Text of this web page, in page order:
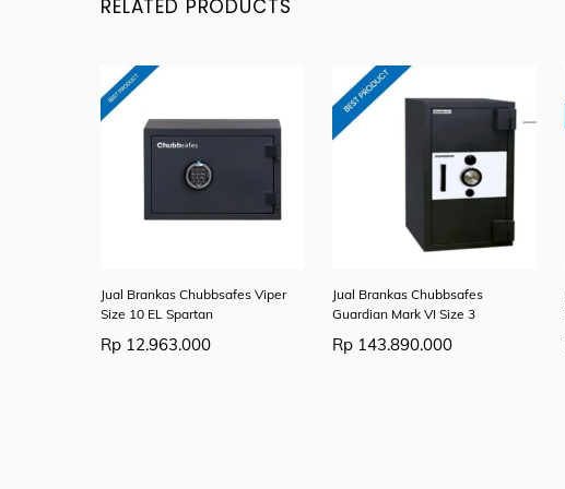
RELATED PRODUCTS
Jual Brankas Chubbsafes Viper
Size 10 EL Spartan
Rp 12.963.000
Jual Brankas Chubbsafes
Guardian Mark VI Size 3
Rp 143.890.000